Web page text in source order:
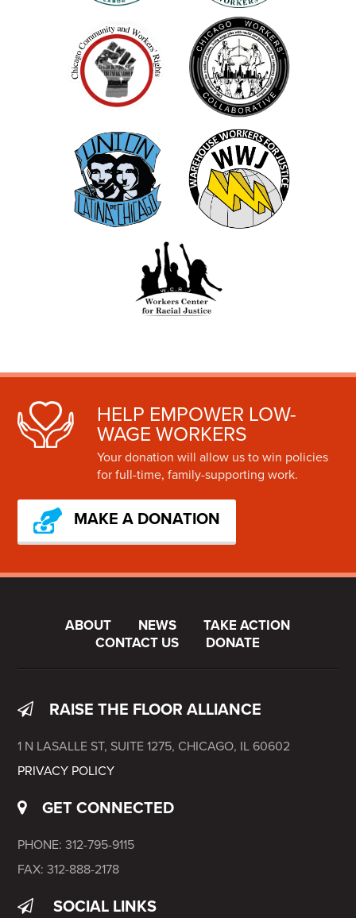
HELP EMPOWER LOW-
WAGE WORKERS
Your donation will allow us to win policies
for full-time, family-supporting work.
MAKE A DONATION
ABOUT NEWS
TAKE ACTION
CONTACT US
DONATE
RAISE THE FLOOR ALLIANCE
1 N LASALLE ST, SUITE 1275, CHICAGO, IL 60602
PRIVACY POLICY
GET CONNECTED
PHONE: 312-795-9115
FAX: 312-888-2178
SOCIAL LINKS